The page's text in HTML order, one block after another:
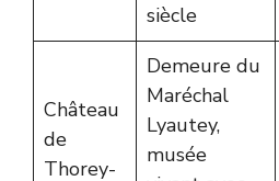
siècle
Château
de
Thorey-
Demeure du
Maréchal
Lyautey,
musée